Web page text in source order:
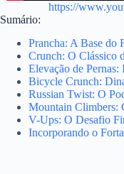
https://
Sumário:
Prancha: A Base do
Crunch: O Clássico
Elevação de
Bicycle Crunch:
Russian Twist: O
Mountain Climbers:
V-Ups: O Desafio
Incorporando o